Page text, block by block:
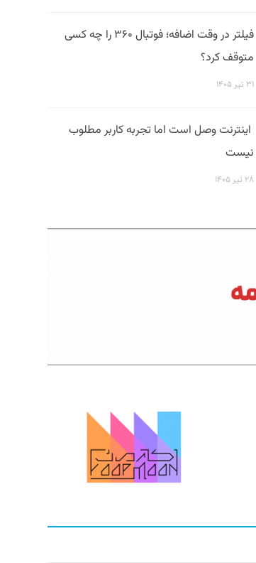
فیلتر در وقت اضافه؛ فوتبال ۳۶۰ را چه کسی
متوقف کرد؟
۳۱ تیر ۱۴۰۵
اینترنت وصل است اما تجربه کاربر مطلوب
نیست
۲۸ تیر ۱۴۰۵